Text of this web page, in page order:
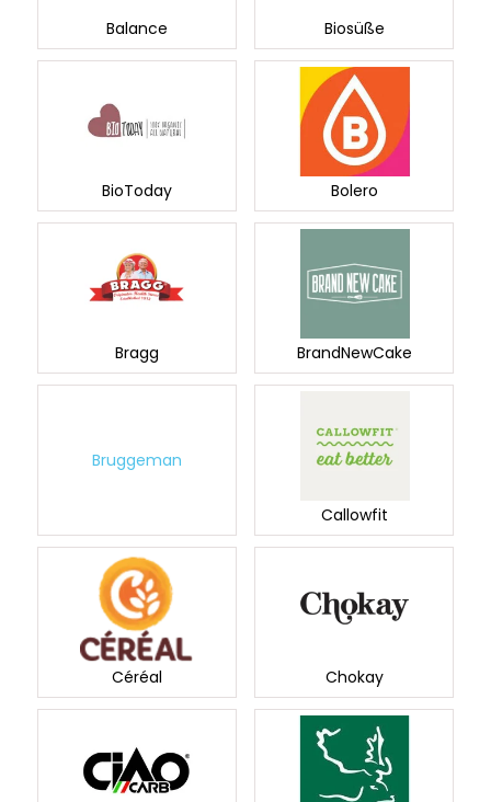
Balance Biosüße
BioToday Bolero
Bragg BrandNewCake
Bruggeman
Callowfit
Céréal Chokay